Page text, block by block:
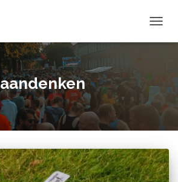
aandenken